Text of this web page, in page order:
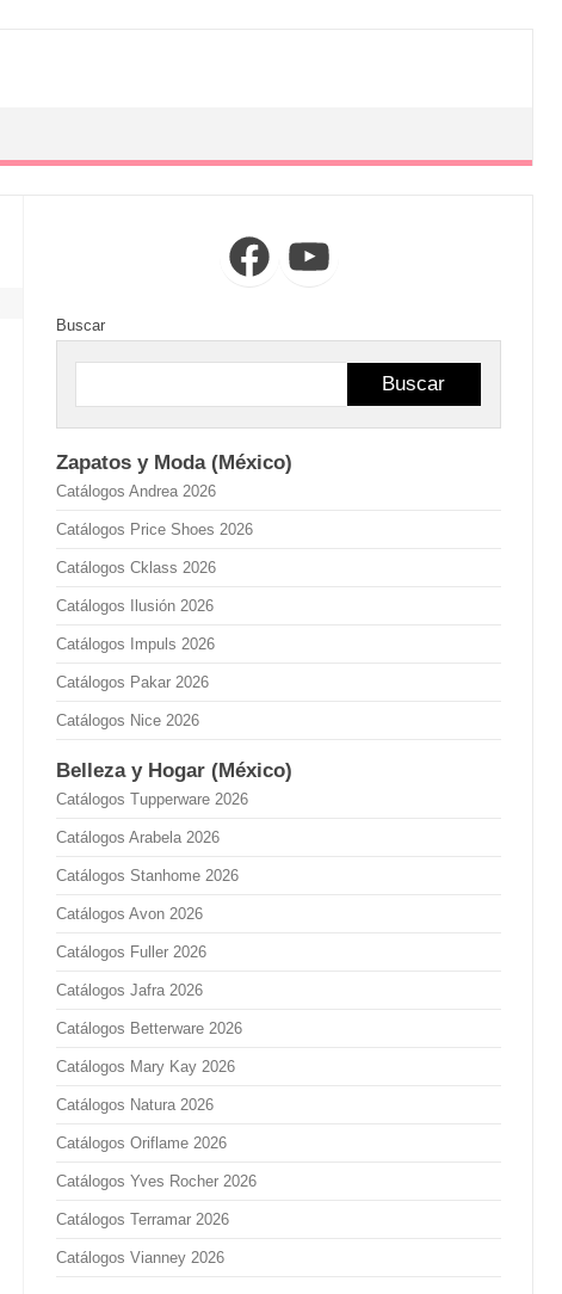
FacebookYouTube
Buscar
Buscar
Zapatos y Moda (México)
Catálogos Andrea 2026
Catálogos Price Shoes 2026
Catálogos Cklass 2026
Catálogos Ilusión 2026
Catálogos Impuls 2026
Catálogos Pakar 2026
Catálogos Nice 2026
Belleza y Hogar (México)
Catálogos Tupperware 2026
Catálogos Arabela 2026
Catálogos Stanhome 2026
Catálogos Avon 2026
Catálogos Fuller 2026
Catálogos Jafra 2026
Catálogos Betterware 2026
Catálogos Mary Kay 2026
Catálogos Natura 2026
Catálogos Oriflame 2026
Catálogos Yves Rocher 2026
Catálogos Terramar 2026
Catálogos Vianney 2026